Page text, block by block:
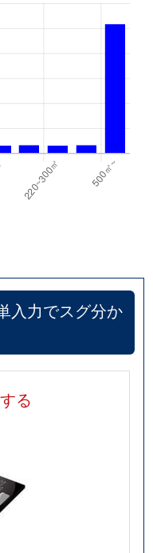
入力でスグ分か
る